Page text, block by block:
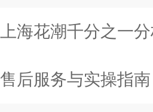
上海花潮千分之一分析天平|全自
售后服务与实操指南：卤素水分测定